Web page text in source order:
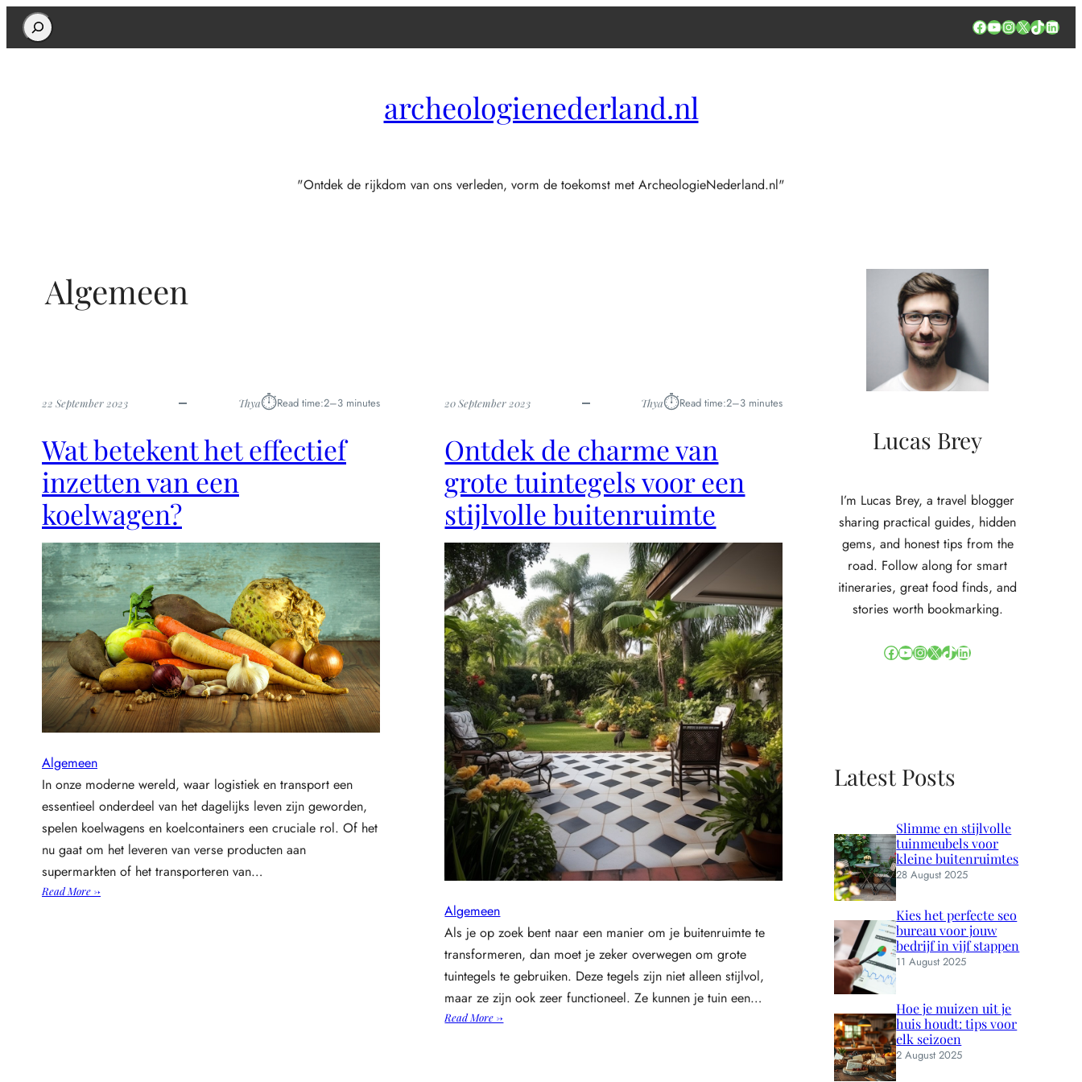
Search Facebook
YouTube
Instagram
X TikTok
archeologienederland.nl
"Ontdek de rijkdom van ons verleden, vorm de toekomst met ArcheologieNederland.nl"
Algemeen
22 September 2023 Thya⏱︎Read time:2–3 minutes
Wat betekent het effectief
inzetten van een
koelwagen?
Algemeen
In onze moderne wereld, waar logistiek en transport een
essentieel onderdeel van het dagelijks leven zijn geworden,
spelen koelwagens en koelcontainers een cruciale rol. Of het
nu gaat om het leveren van verse producten aan
supermarkten of het transporteren van…
Read More →:
20 September 2023 Thya⏱︎Read time:2–3 minutes
Ontdek de charme van
grote tuintegels voor een
stijlvolle buitenruimte
Algemeen
Als je op zoek bent naar een manier om je buitenruimte te
transformeren, dan moet je zeker overwegen om grote
tuintegels te gebruiken. Deze tegels zijn niet alleen stijlvol,
maar ze zijn ook zeer functioneel. Ze kunnen je tuin een…
Read More →:
Lucas Brey
I’m Lucas Brey, a travel blogger
sharing practical guides, hidden
gems, and honest tips from the
road. Follow along for smart
itineraries, great food finds, and
stories worth bookmarking.
Facebook YouTube InstagramX TikTok LinkedIn
Latest Posts
Slimme en stijlvolle
tuinmeubels voor
kleine buitenruimtes
28 August 2025
Kies het perfecte seo
bureau voor jouw
bedrijf in vijf stappen
11 August 2025
Hoe je muizen uit je
huis houdt: tips voor
elk seizoen
2 August 2025